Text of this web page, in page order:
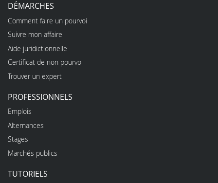
DÉMARCHES
Comment faire un pourvoi
Suivre mon affaire
Aide juridictionnelle
Certificat de non pourvoi
Trouver un expert
PROFESSIONNELS
Emplois
Alternances
Stages
Marchés publics
TUTORIELS